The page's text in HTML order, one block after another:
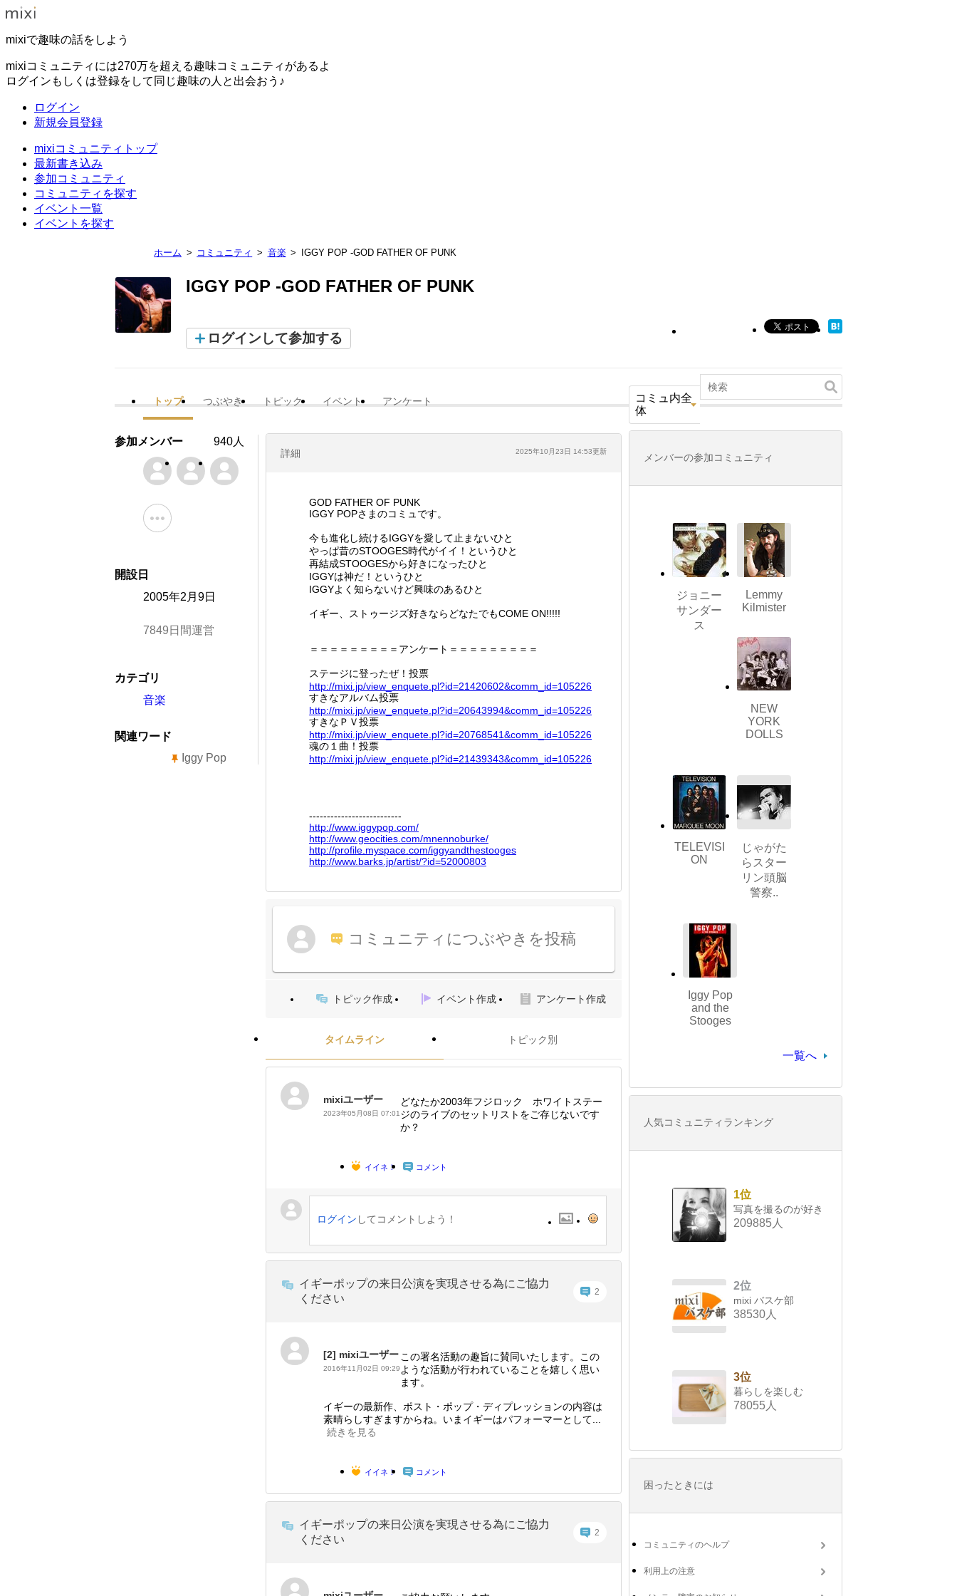
mixiで趣味の話をしよう
mixiコミュニティには270万を超える趣味コミュニティがあるよ
ログインもしくは登録をして同じ趣味の人と出会おう♪
ログイン
新規会員登録
mixiコミュニティトップ
最新書き込み
参加コミュニティ
コミュニティを探す
イベント一覧
イベントを探す
ホーム コミュニティ 音楽 IGGY POP -GOD FATHER OF PUNK
IGGY POP -GOD FATHER OF PUNK
ログインして参加する
トップ つぶやき トピック イベント アンケート
コミュ内全
体
詳細 2025年10月23日 14:53更新
GOD FATHER OF PUNK
IGGY POPさまのコミュです。
今も進化し続けるIGGYを愛して止まないひと
やっぱ昔のSTOOGES時代がイイ！というひと
再結成STOOGESから好きになったひと
IGGYは神だ！というひと
IGGYよく知らないけど興味のあるひと
イギー、ストゥージズ好きならどなたでもCOME ON!!!!!
＝＝＝＝＝＝＝＝＝アンケート＝＝＝＝＝＝＝＝＝
ステージに登ったぜ！投票
http://mixi.jp/view_enquete. pl?id=21420602&comm_id=105226
すきなアルバム投票
http://mixi.jp/view_enquete. pl?id=20643994&comm_id=105226
すきなＰＶ投票
http://mixi.jp/view_enquete. pl?id=20768541&comm_id=105226
魂の１曲！投票
http://mixi.jp/view_enquete. pl?id=21439343&comm_id=105226
--------------------------
http://www.iggypop.com/
http://www.geocities. com/mnennoburke/
http://profile .myspace.com/iggyandthestooges
http://www.barks.jp/artist/?id=52000803
コミュニティにつぶやきを投稿
トピック作成 イベント作成 アンケート作成
タイムライン トピック別
mixiユーザー
2023年05月08日 07:01
どなたか2003年フジロック ホワイトステー
ジのライブのセットリストをご存じないです
か？
イイネ！ コメント
ログイン してコメントしよう！
イギーポップの来日公演を実現させる為にご協力
ください
2
[2] mixiユーザー
2016年11月02日 09:29
この署名活動の趣旨に賛同いたします。この
ような活動が行われていることを嬉しく思い
ます。
イギーの最新作、ポスト・ポップ・ディプレッションの内容は
素晴らしすぎますからね。いまイギーはパフォーマーとして...
続きを見る
イイネ！ コメント
イギーポップの来日公演を実現させる為にご協力
ください
2
参加メンバー 940人
開設日
2005年2月9日
7849日間運営
カテゴリ
音楽
関連ワード
Iggy Pop
メンバーの参加コミュニティ
ジョニー
サンダー
ス
Lemmy
Kilmister
NEW
YORK
DOLLS
TELEVISI
ON
じゃがた
らスター
リン頭脳
警察..
Iggy Pop
and the
Stooges
一覧へ
人気コミュニティランキング
1位
写真を撮るのが好き
209885人
2位
mixi バスケ部
38530人
3位
暮らしを楽しむ
78055人
困ったときには
コミュニティのヘルプ
利用上の注意